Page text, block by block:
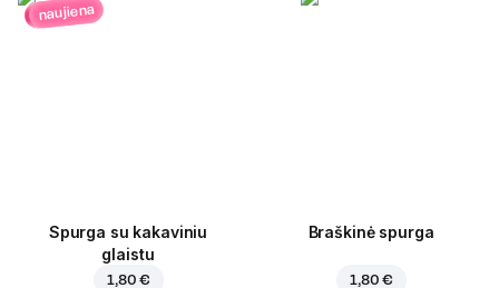
naujiena
Spurga su kakaviniu
glaistu
1,80 €
Braškinė spurga
1,80 €